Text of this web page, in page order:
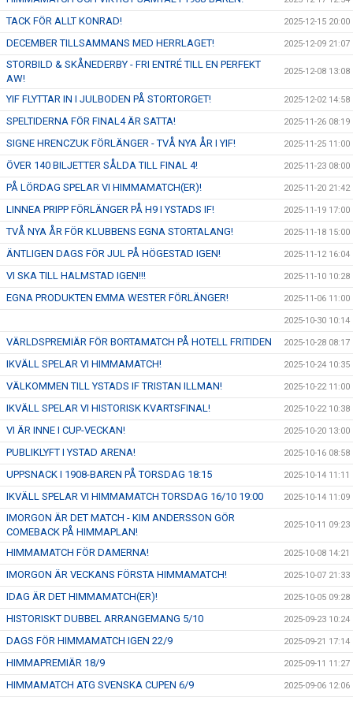
TACK FÖR ALLT KONRAD! 2025-12-15 20:00
DECEMBER TILLSAMMANS MED HERRLAGET! 2025-12-09 21:07
STORBILD & SKÅNEDERBY - FRI ENTRÉ TILL EN PERFEKT
AW!
2025-12-08 13:08
YIF FLYTTAR IN I JULBODEN PÅ STORTORGET! 2025-12-02 14:58
SPELTIDERNA FÖR FINAL4 ÄR SATTA! 2025-11-26 08:19
SIGNE HRENCZUK FÖRLÄNGER - TVÅ NYA ÅR I YIF! 2025-11-25 11:00
ÖVER 140 BILJETTER SÅLDA TILL FINAL 4! 2025-11-23 08:00
PÅ LÖRDAG SPELAR VI HIMMAMATCH(ER)! 2025-11-20 21:42
LINNEA PRIPP FÖRLÄNGER PÅ H9 I YSTADS IF! 2025-11-19 17:00
TVÅ NYA ÅR FÖR KLUBBENS EGNA STORTALANG! 2025-11-18 15:00
ÄNTLIGEN DAGS FÖR JUL PÅ HÖGESTAD IGEN! 2025-11-12 16:04
VI SKA TILL HALMSTAD IGEN!!! 2025-11-10 10:28
EGNA PRODUKTEN EMMA WESTER FÖRLÄNGER! 2025-11-06 11:00
2025-10-30 10:14
VÄRLDSPREMIÄR FÖR BORTAMATCH PÅ HOTELL FRITIDEN 2025-10-28 08:17
IKVÄLL SPELAR VI HIMMAMATCH! 2025-10-24 10:35
VÄLKOMMEN TILL YSTADS IF TRISTAN ILLMAN! 2025-10-22 11:00
IKVÄLL SPELAR VI HISTORISK KVARTSFINAL! 2025-10-22 10:38
VI ÄR INNE I CUP-VECKAN! 2025-10-20 13:00
PUBLIKLYFT I YSTAD ARENA! 2025-10-16 08:58
UPPSNACK I 1908-BAREN PÅ TORSDAG 18:15 2025-10-14 11:11
IKVÄLL SPELAR VI HIMMAMATCH TORSDAG 16/10 19:00 2025-10-14 11:09
IMORGON ÄR DET MATCH - KIM ANDERSSON GÖR
COMEBACK PÅ HIMMAPLAN!
2025-10-11 09:23
HIMMAMATCH FÖR DAMERNA! 2025-10-08 14:21
IMORGON ÄR VECKANS FÖRSTA HIMMAMATCH! 2025-10-07 21:33
IDAG ÄR DET HIMMAMATCH(ER)! 2025-10-05 09:28
HISTORISKT DUBBEL ARRANGEMANG 5/10 2025-09-23 10:24
DAGS FÖR HIMMAMATCH IGEN 22/9 2025-09-21 17:14
HIMMAPREMIÄR 18/9 2025-09-11 11:27
HIMMAMATCH ATG SVENSKA CUPEN 6/9 2025-09-06 12:06